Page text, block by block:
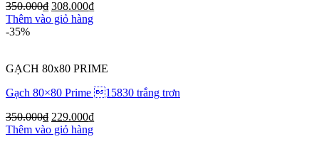
350.000₫ 308.000₫
Thêm vào giỏ hàng
-35%
GẠCH 80x80 PRIME
Gạch 80×80 Prime 15830 trắng trơn
350.000₫ 229.000₫
Thêm vào giỏ hàng